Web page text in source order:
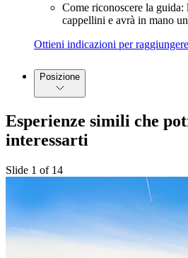
Come riconoscere la guida:
cappellini e avrà in mano
Ottieni indicazioni per
Posizione
Esperienze simili che
interessarti
Slide 1 of 14